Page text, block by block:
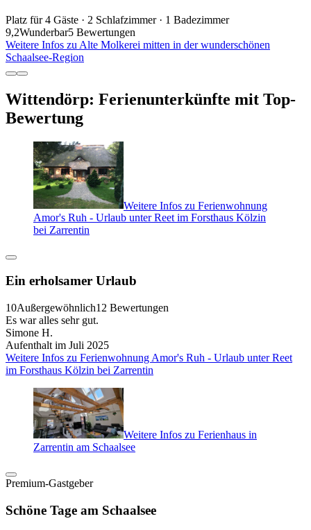
Platz für 4 Gäste · 2 Schlafzimmer · 1 Badezimmer
9,2Wunderbar5 Bewertungen
Weitere Infos zu Alte Molkerei mitten in der wunderschönen
Schaalsee-Region
Wittendörp: Ferienunterkünfte mit Top-
Bewertung
Weitere Infos zu Ferienwohnung
Amor's Ruh - Urlaub unter Reet im Forsthaus Kölzin
bei Zarrentin
Ein erholsamer Urlaub
10Außergewöhnlich12 Bewertungen
Es war alles sehr gut.
Simone H.
Aufenthalt im Juli 2025
Weitere Infos zu Ferienwohnung Amor's Ruh - Urlaub unter Reet
im Forsthaus Kölzin bei Zarrentin
Weitere Infos zu Ferienhaus in
Zarrentin am Schaalsee
Premium-Gastgeber
Schöne Tage am Schaalsee